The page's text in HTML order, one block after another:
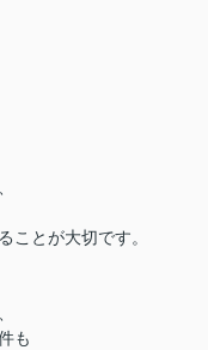
ことが大切です。
も